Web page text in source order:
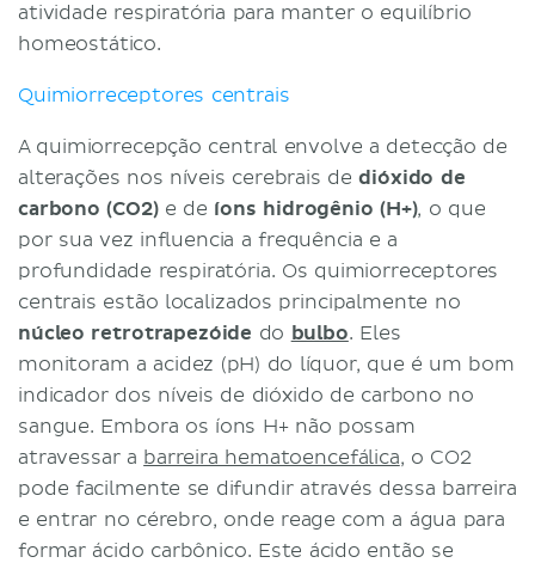
atividade respiratória para manter o equilíbrio
homeostático.
Quimiorreceptores centrais
A quimiorrecepção central envolve a detecção de
alterações nos níveis cerebrais dedióxido de
carbono (CO2)e de íons hidrogênio (H+), o que
por sua vez influencia a frequência e a
profundidade respiratória. Os quimiorreceptores
centrais estão localizados principalmente no
núcleo retrotrapezóide do bulbo. Eles
monitoram a acidez (pH) do líquor, que é um bom
indicador dos níveis de dióxido de carbono no
sangue. Embora os íons H+ não possam
atravessar a barreira hematoencefálica, o CO2
pode facilmente se difundir através dessa barreira
e entrar no cérebro, onde reage com a água para
formar ácido carbônico. Este ácido então se